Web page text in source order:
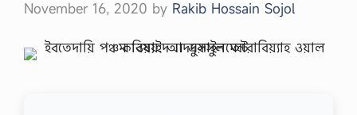
November 16, 2020 by Rakib Hossain Sojol